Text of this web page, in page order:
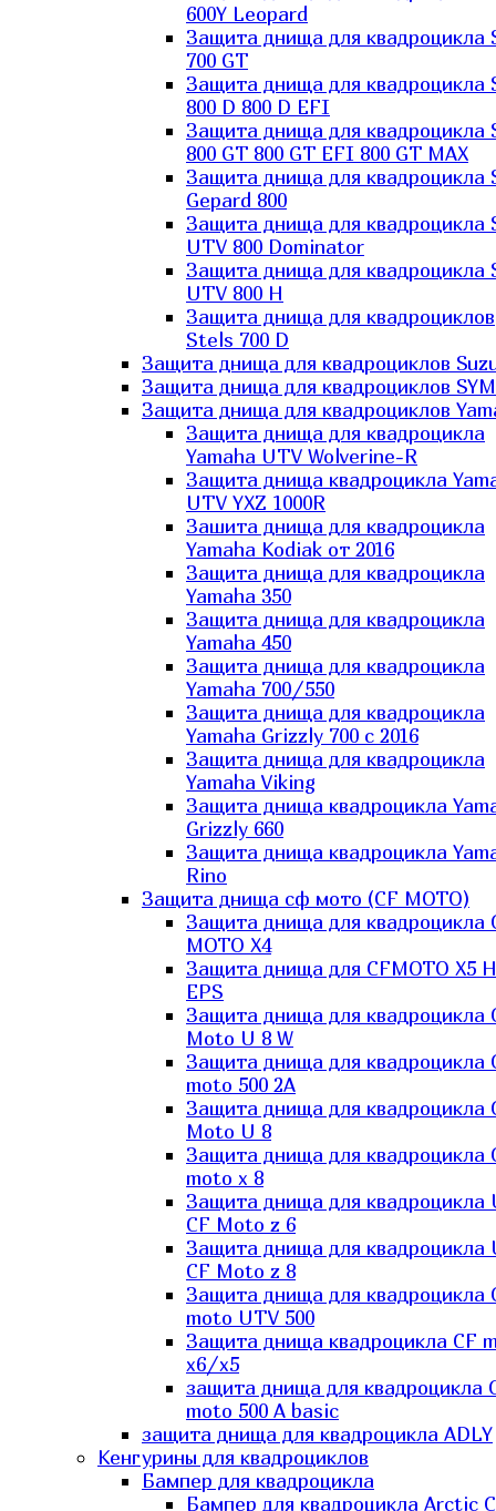
600Y Leopard
Защита днища для квадроцикла
700 GT
Защита днища для квадроцикла
800 D 800 D EFI
Защита днища для квадроцикла
800 GT 800 GT EFI 800 GT MAX
Защита днища для квадроцикла
Gepard 800
Защита днища для квадроцикла
UTV 800 Dominator
Защита днища для квадроцикла
UTV 800 H
Защита днища для квадроциклов
Stels 700 D
Защита днища для квадроциклов
Защита днища для квадроциклов SYM
Защита днища для квадроциклов
Защита днища для квадроцикла
Yamaha UTV Wolverine-R
Защита днища квадроцикла
UTV YXZ 1000R
Зашита днища для квадроцикла
Yamaha Kodiak от 2016
Защита днища для квадроцикла
Yamaha 350
Защита днища для квадроцикла
Yamaha 450
Защита днища для квадроцикла
Yamaha 700/550
Защита днища для квадроцикла
Yamaha Grizzly 700 с 2016
Защита днища для квадроцикла
Yamaha Viking
Защита днища квадроцикла
Grizzly 660
Защита днища квадроцикла
Rino
Защита днища сф мото (CF MOTO)
Защита днища для квадроцикла
MOTO X4
Защита днища для CFMOTO X5
EPS
Защита днища для квадроцикла
Moto U 8 W
Защита днища для квадроцикла
moto 500 2A
Защита днища для квадроцикла
Moto U 8
Защита днища для квадроцикла
moto x 8
Защита днища для квадроцикла
CF Moto z 6
Защита днища для квадроцикла
CF Moto z 8
Защита днища для квадроцикла
moto UTV 500
Защита днища квадроцикла СF
x6/x5
защита днища для квадроцикла
moto 500 A basic
защита днища для квадроцикла ADLY
Кенгурины для квадроциклов
Бампер для квадроцикла
Бампер для квадроцикла Arctic